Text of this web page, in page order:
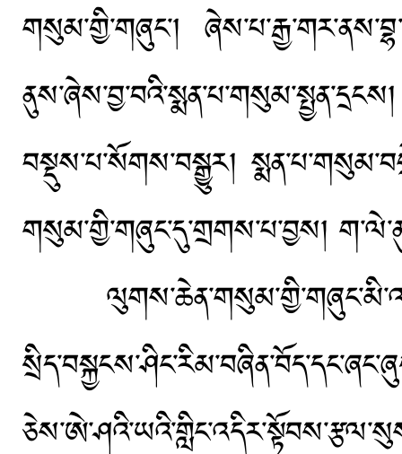
གསུམ་གྱི་གཞུང་།
བསྡུས་པ་སོགས་བསྒྱུར།
གསུམ་གྱི་གཞུང་དུ་གྲགས་པ་བྱས།